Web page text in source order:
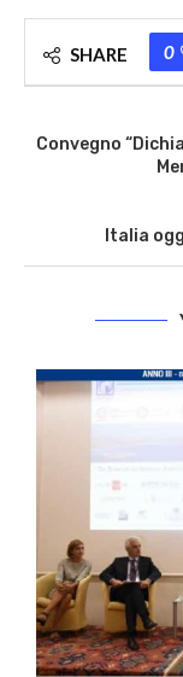
SHARE 0
Convegno
Italia